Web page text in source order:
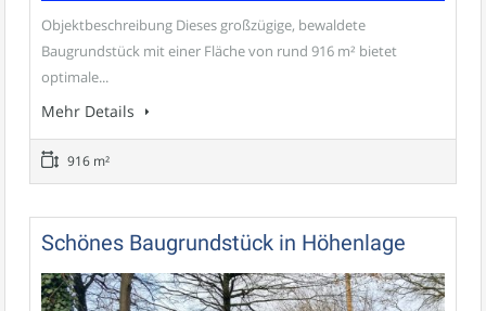
Objektbeschreibung Dieses großzügige, bewaldete
Baugrundstück mit einer Fläche von rund 916 m² bietet
optimale...
Mehr Details
916 m²
Schönes Baugrundstück in Höhenlage